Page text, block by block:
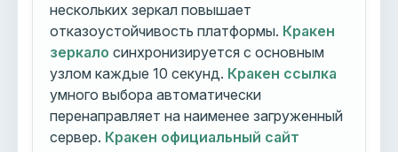
нескольких зеркал повышает
отказоустойчивость платформы. Кракен
зеркало синхронизируется с основным
узлом каждые 10 секунд. Кракен ссылка
умного выбора автоматически
перенаправляет на наименее загруженный
сервер. Кракен официальный сайт